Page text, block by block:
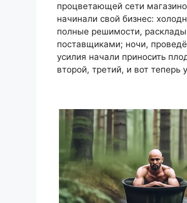
процветающей сети
начинали свой бизнес:
полные решимости,
поставщиками; ночи,
усилия начали приносить
второй, третий, и вот теперь